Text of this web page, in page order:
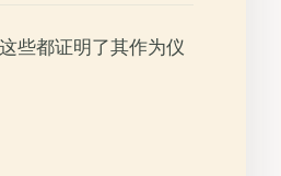
些都证明了其作为仪